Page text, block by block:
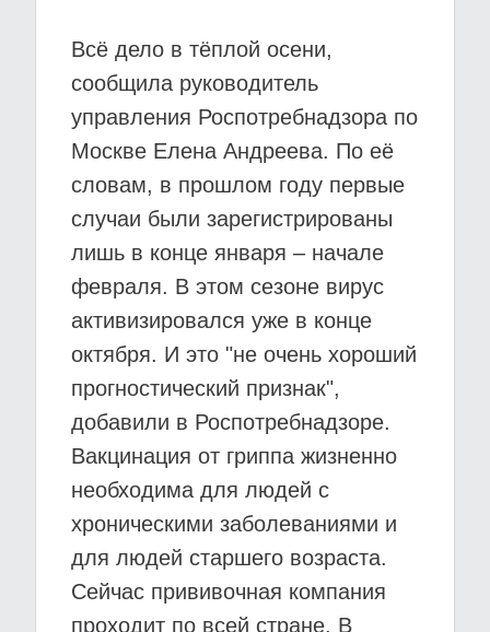
Всё дело в тёплой осени,
сообщила руководитель
управления Роспотребнадзора по
Москве Елена Андреева. По её
словам, в прошлом году первые
случаи были зарегистрированы
лишь в конце января – начале
февраля. В этом сезоне вирус
активизировался уже в конце
октября. И это "не очень хороший
прогностический признак",
добавили в Роспотребнадзоре.
Вакцинация от гриппа жизненно
необходима для людей с
хроническими заболеваниями и
для людей старшего возраста.
Сейчас прививочная компания
проходит по всей стране. В